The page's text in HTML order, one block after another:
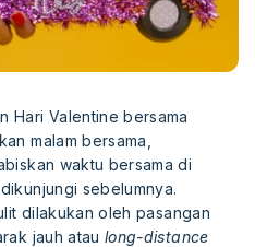
Hari Valentine bersama
malam bersama,
waktu bersama di
sebelumnya.
dilakukan oleh pasangan
jauh ataulong-distance